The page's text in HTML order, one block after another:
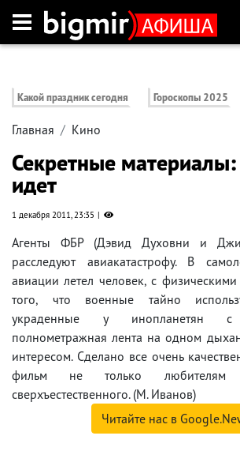
Какой праздник сегодня Гороскопы 2025
Главная Кино
Секретные
идет
1 декабря 2011, 23:35
Агенты ФБР (Дэвид Духовни и
расследуют авиакатастрофу. В
авиации летел человек, с физическими
того, что военные тайно
украденные у инопланетян с
полнометражная лента на одном
интересом. Сделано все очень
фильм не только любителям
сверхъестественного. (М. Иванов)
Читайте нас в